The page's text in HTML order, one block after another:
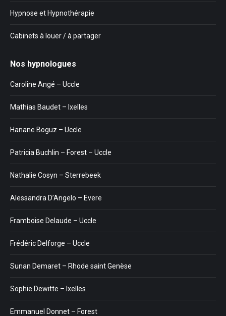
Hypnose et Hypnothérapie
Cabinets à louer / à partager
Nos hypnologues
Caroline Angé – Uccle
Mathias Baudet – Ixelles
Hanane Boguz – Uccle
Patricia Buchlin – Forest – Uccle
Nathalie Cosyn – Sterrebeek
Alessandra D’Angelo – Evere
Framboise Delaude – Uccle
Frédéric Delforge – Uccle
Sunan Demaret – Rhode saint Genèse
Sophie Dewitte – Ixelles
Emmanuel Donnet – Forest